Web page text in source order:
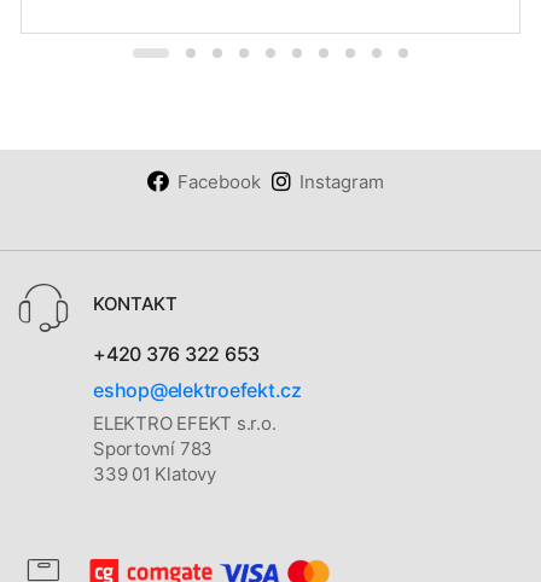
Facebook Instagram
KONTAKT
+420 376 322 653
eshop@elektroefekt.cz
ELEKTRO EFEKT s.r.o.
Sportovní 783
339 01 Klatovy